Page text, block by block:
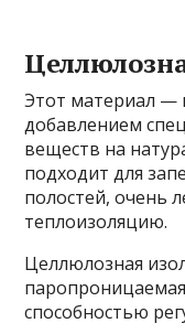
Этот материал —
добавлением
веществ на
подходит для
полостей, очень
теплоизоляцию.
Целлюлозная
способностью